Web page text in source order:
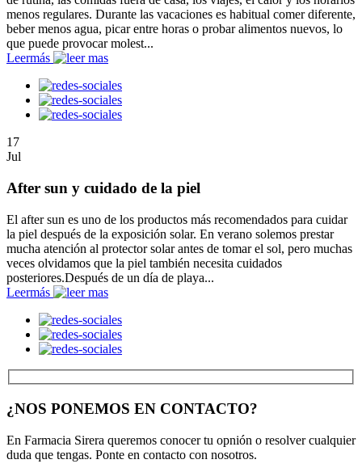
menos regulares. Durante las vacaciones es habitual comer diferente,
beber menos agua, picar entre horas o probar alimentos nuevos, lo
que puede provocar molest...
Leermás
17
Jul
After sun y cuidado de la piel
El after sun es uno de los productos más recomendados para cuidar
la piel después de la exposición solar. En verano solemos prestar
mucha atención al protector solar antes de tomar el sol, pero muchas
veces olvidamos que la piel también necesita cuidados
posteriores.Después de un día de playa...
Leermás
¿NOS PONEMOS EN CONTACTO?
En Farmacia Sirera queremos conocer tu opnión o resolver cualquier
duda que tengas. Ponte en contacto con nosotros.